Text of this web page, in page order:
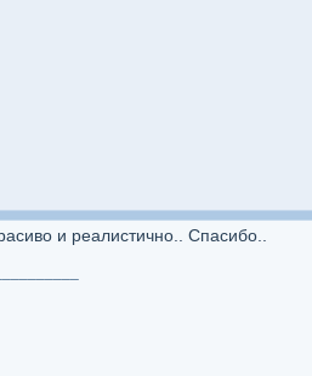
и реалистично.. Спасибо..